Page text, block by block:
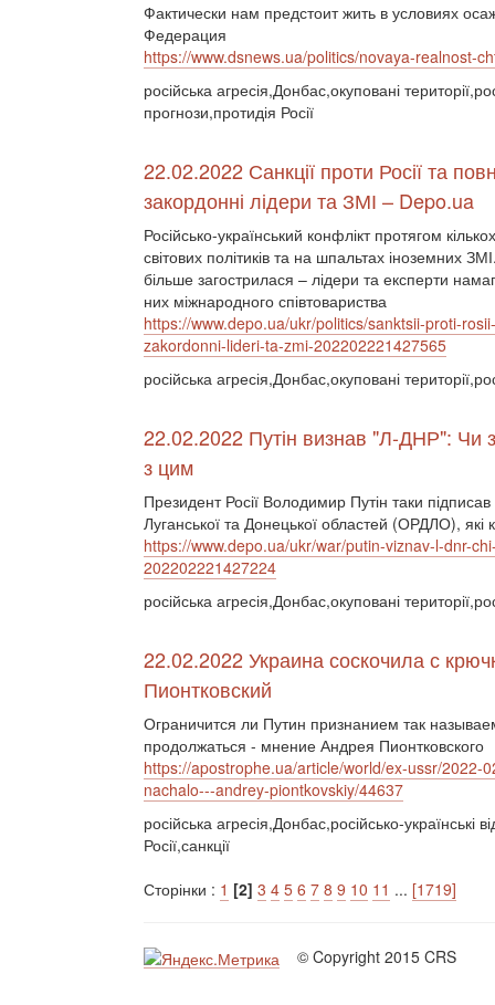
Фактически нам предстоит жить в условиях
Федерация
https://www.dsnews.ua/politics/novaya-realnost-
російська агресія,Донбас,окуповані
прогнози,протидія Росії
22.02.2022 Санкції проти Росії та
закордонні лідери та ЗМІ – Depo.ua
Російсько-український конфлікт протягом
світових політиків та на шпальтах іноземних
більше загострилася – лідери та експерти
них міжнародного співтовариства
https://www.depo.ua/ukr/politics/sanktsii-proti-
zakordonni-lideri-ta-zmi-202202221427565
російська агресія,Донбас,окуповані
22.02.2022 Путін визнав "Л-ДНР": Чи
з цим
Президент Росії Володимир Путін таки
Луганської та Донецької областей (ОРДЛО),
https://www.depo.ua/ukr/war/putin-viznav-l-dnr-
202202221427224
російська агресія,Донбас,окуповані
22.02.2022 Украина соскочила с
Пионтковский
Ограничится ли Путин признанием так
продолжаться - мнение Андрея Пионтковского
https://apostrophe.ua/article/world/ex-ussr/
nachalo---andrey-piontkovskiy/44637
російська агресія,Донбас,російсько-українські
Росії,санкції
Сторінки : 1 [2] 3 4 5 6 7 8 9 10 11 ... [1719]
© Copyright 2015 CRS